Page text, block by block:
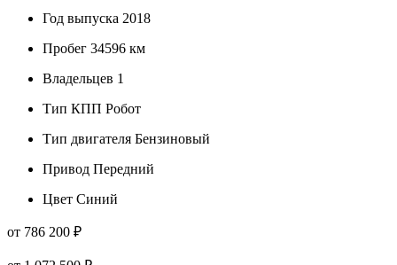
Год выпуска 2018
Пробег 34596 км
Владельцев 1
Тип КПП Робот
Тип двигателя Бензиновый
Привод Передний
Цвет Синий
от 786 200 ₽